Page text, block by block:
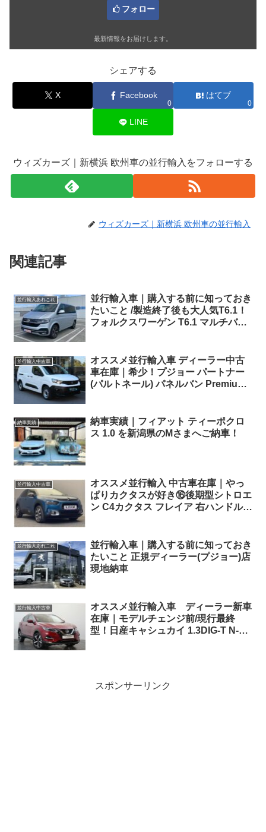
フォロー
最新情報をお届けします。
シェアする
X Facebook
0
はてブ
0
LINE
ウィズカーズ｜新横浜 欧州車の並行輸入をフォローする
ウィズカーズ｜新横浜 欧州車の並行輸入
関連記事
並行輸入あれこれ
並行輸入車｜購入する前に知っておき
たいこと /製造終了後も大人気T6.1！
フォルクスワーゲン T6.1 マルチバン
並行輸入中古車
オススメ並行輸入車 ディーラー中古
車在庫｜希少！プジョー パートナー
(パルトネール) パネルバン Premium
納車実績
納車実績｜フィアット ティーポクロ
ス 1.0 を新潟県のMさまへご納車！
並行輸入中古車
オススメ並行輸入 中古車在庫｜やっ
ぱりカクタスが好き⑯後期型シトロエ
ン C4カクタス フレイア 右ハンドル
並行輸入あれこれ
並行輸入車｜購入する前に知っておき
たいこと 正規ディーラー(プジョー)店
現地納車
並行輸入中古車
オススメ並行輸入車 ディーラー新車
在庫｜モデルチェンジ前/現行最終
型！日産キャシュカイ 1.3DIG-T N-
スポンサーリンク